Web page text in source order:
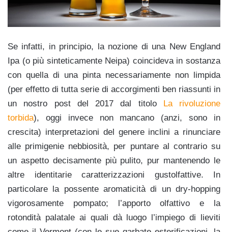
Se infatti, in principio, la nozione di una New England
Ipa (o più sinteticamente Neipa) coincideva in sostanza
con quella di una pinta necessariamente non limpida
(per effetto di tutta serie di accorgimenti ben riassunti in
un nostro post del 2017 dal titolo La rivoluzione
torbida), oggi invece non mancano (anzi, sono in
crescita) interpretazioni del genere inclini a rinunciare
alle primigenie nebbiosità, per puntare al contrario su
un aspetto decisamente più pulito, pur mantenendo le
altre identitarie caratterizzazioni gustolfattive. In
particolare la possente aromaticità di un dry-hopping
vigorosamente pompato; l’apporto olfattivo e la
rotondità palatale ai quali dà luogo l’impiego di lieviti